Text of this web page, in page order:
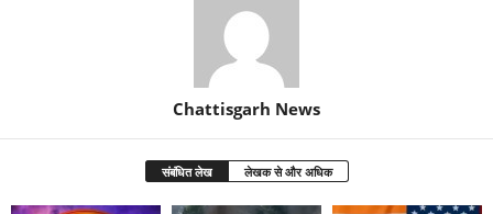
Chattisgarh News
संबंधित लेख लेखक से और अधिक